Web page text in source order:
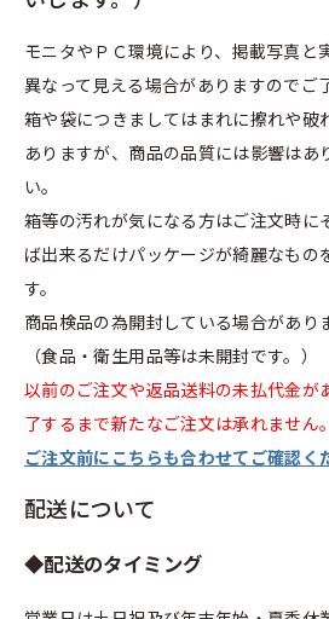
モニタやＰＣ環境により、掲載写真と
異なって見える場合がありますのでご
箱や袋につきましてはまれに擦れや破
ありますが、商品の品質には影響はあ
い。
箱等の汚れが気になる方はご注文時に
ば出来るだけパッケージが綺麗なもの
す。
商品検品の為開封している場合があり
（食品・衛生用品等は未開封です。）
以前のご注文や返品送料の未払代金が
了するまで新たなご注文は承れません。
ご注文前にこちらも合わせてご確認く
配送について
◆配送のタイミング